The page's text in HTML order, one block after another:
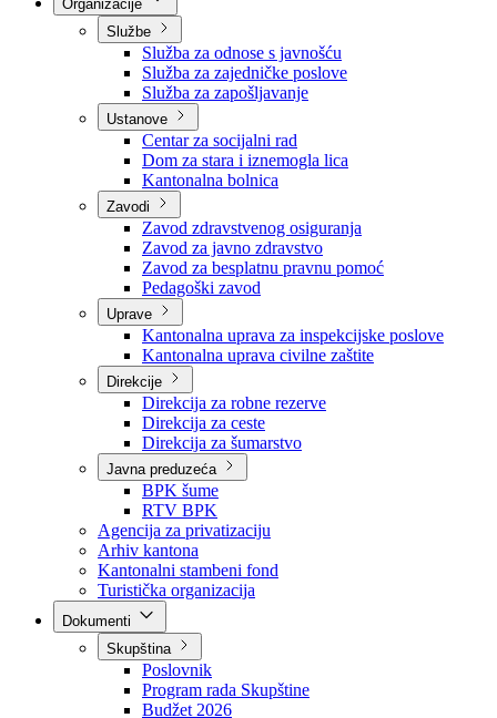
Nadležnosti
Sjednice Vlade
Službe
Služba za odnose s javnošću
Služba za zajedničke poslove
Služba za zapošljavanje
Ustanove
Centar za socijalni rad
Dom za stara i iznemogla lica
Kantonalna bolnica
Zavodi
Zavod zdravstvenog osiguranja
Zavod za javno zdravstvo
Zavod za besplatnu pravnu pomoć
Pedagoški zavod
Uprave
Kantonalna uprava za inspekcijske poslove
Kantonalna uprava civilne zaštite
Direkcije
Direkcija za robne rezerve
Direkcija za ceste
Direkcija za šumarstvo
Javna preduzeća
BPK šume
RTV BPK
Agencija za privatizaciju
Arhiv kantona
Kantonalni stambeni fond
Turistička organizacija
Skupština